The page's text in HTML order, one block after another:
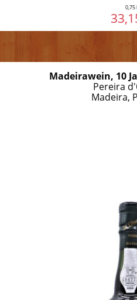
0,75 l
Madeirawein, 10
Pereira
Madeira,